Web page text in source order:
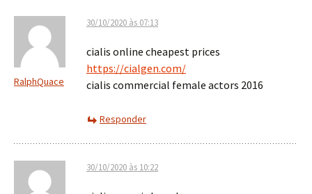
RalphQuace
30/10/2020 às 07:13
cialis online cheapest prices
https://cialgen.com/
cialis commercial female actors 2016
Responder
30/10/2020 às 10:22